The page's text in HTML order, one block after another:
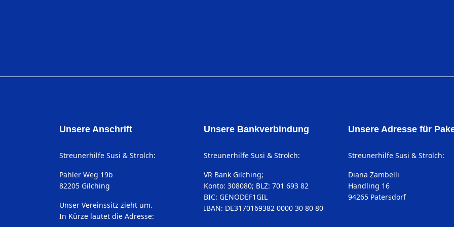
Unsere Anschrift
Streunerhilfe Susi & Strolch:
Pähler Weg 19b
82205 Gilching
Unser Vereinssitz zieht um.
In Kürze lautet die Adresse:
Unsere Bankverbindung
Streunerhilfe Susi & Strolch:
VR Bank Gilching;
Konto: 308080; BLZ: 701 693 82
BIC: GENODEF1GIL
IBAN: DE3170169382 0000 30 80 80
Unsere Adresse für
Streunerhilfe Susi & Strolch:
Diana Zambelli
Handling 16
94265 Patersdorf